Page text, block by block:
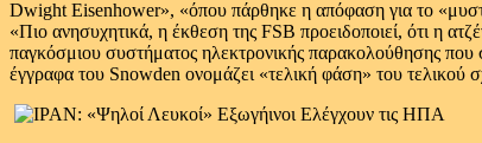
Dwight Eisenhower», «όπου πάρθηκε η απόφαση για το
«Πιο ανησυχητικά, η έκθεση της FSB προειδοποιεί, ότι η
παγκόσμιου συστήματος ηλεκτρονικής παρακολούθησης που
έγγραφα του Snowden ονομάζει «τελική φάση» του τελικού